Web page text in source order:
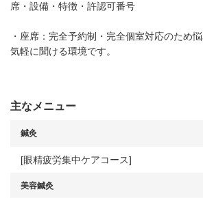
席・設備・特徴・許認可番号
・座席：完全予約制・完全個室対応のため
気軽に聞ける環境です。
主なメニュー
鍼灸
[眼精疲労集中ケアコース]
美容鍼灸